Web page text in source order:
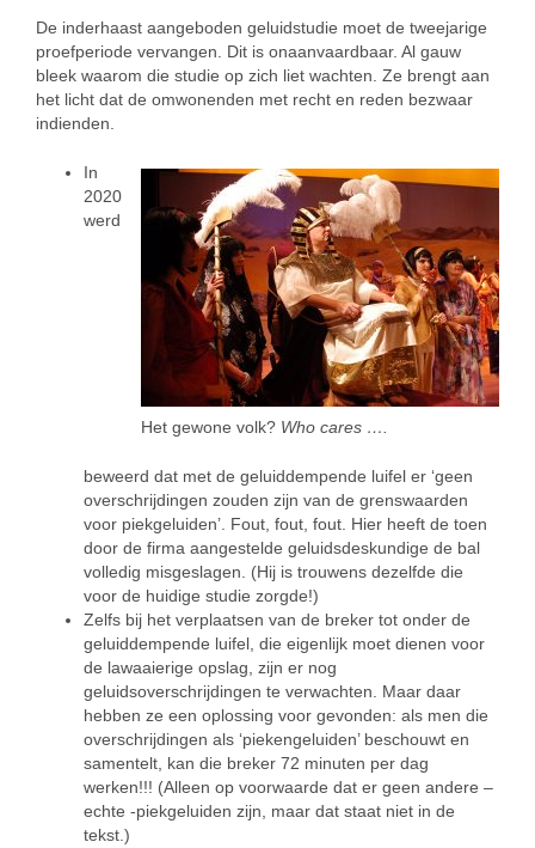
De inderhaast aangeboden geluidstudie moet de tweejarige
proefperiode vervangen. Dit is onaanvaardbaar. Al gauw
bleek waarom die studie op zich liet wachten. Ze brengt aan
het licht dat de omwonenden met recht en reden bezwaar
indienden.
Het gewone volk? Who cares ….
In
2020
werd
beweerd dat met de geluiddempende luifel er ‘geen
overschrijdingen zouden zijn van de grenswaarden
voor piekgeluiden’. Fout, fout, fout. Hier heeft de toen
door de firma aangestelde geluidsdeskundige de bal
volledig misgeslagen. (Hij is trouwens dezelfde die
voor de huidige studie zorgde!)
Zelfs bij het verplaatsen van de breker tot onder de
geluiddempende luifel, die eigenlijk moet dienen voor
de lawaaierige opslag, zijn er nog
geluidsoverschrijdingen te verwachten. Maar daar
hebben ze een oplossing voor gevonden: als men die
overschrijdingen als ‘piekengeluiden’ beschouwt en
samentelt, kan die breker 72 minuten per dag
werken!!! (Alleen op voorwaarde dat er geen andere –
echte -piekgeluiden zijn, maar dat staat niet in de
tekst.)